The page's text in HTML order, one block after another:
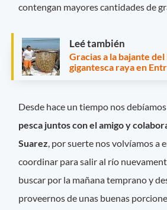
contengan mayores cantidades de
Leé también
Gracias a la bajante
gigantesca raya en
Desde hace un tiempo nos debíamos
pesca juntos con el amigo y
Suarez, por suerte nos volvíamos a
coordinar para salir al río
buscar por la mañana temprano y
proveernos de unas buenas